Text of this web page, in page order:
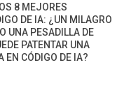
8 MEJORES
DE IA: ¿UN MILAGRO
UNA PESADILLA DE
PATENTAR UNA
EN CÓDIGO DE IA?